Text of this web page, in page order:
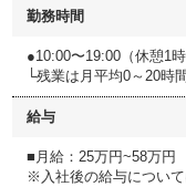
勤務時間
●10:00〜19:00（休憩1
└残業は月平均0～20時
給与
■月給：25万円~58万円
※入社後の給与につい